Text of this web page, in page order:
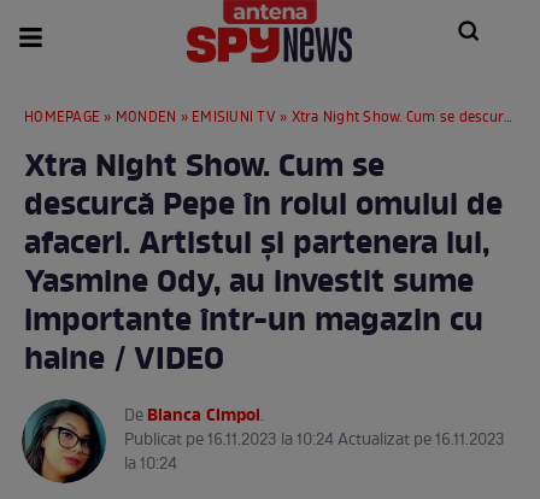
HOMEPAGE » MONDEN » EMISIUNI TV » Xtra Night Show. Cum se descurcă Pepe în rolul omului de afaceri. Artistul și partenera lui, Yasmine Ody, au investit sume importante într-un magazin cu haine / VIDEO
Xtra Night Show. Cum se
descurcă Pepe în rolul omului de
afaceri. Artistul și partenera lui,
Yasmine Ody, au investit sume
importante într-un magazin cu
haine / VIDEO
DeBianca Cimpoi.
Publicat pe 16.11.2023 la 10:24 Actualizat pe 16.11.2023
la 10:24